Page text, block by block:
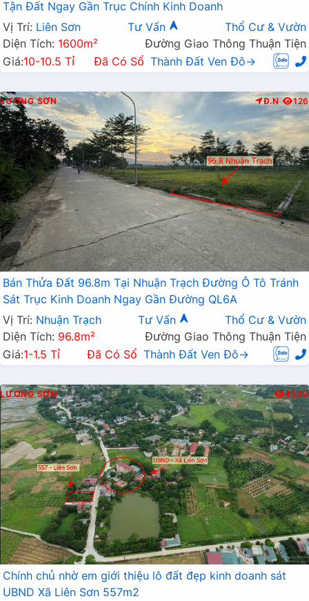
Tận Đất Ngay Gần Trục Chính Kinh Doanh
Vị Trí: Liên Sơn Tư Vấn
Thổ Cư & Vườn
Diện Tích: 1600m²
Đường Giao Thông Thuận Tiện
Giá:10-10.5 Tỉ Đã Có Sổ Thành Đất Ven Đô→
LƯƠNG SƠN Đ.N 126
Bán Thửa Đất 96.8m Tại Nhuận Trạch Đường Ô Tô Tránh
Sát Trục Kinh Doanh Ngay Gần Đường QL6A
Vị Trí: Nhuận Trạch Tư Vấn
Thổ Cư & Vườn
Diện Tích: 96.8m²
Đường Giao Thông Thuận Tiện
Giá:1-1.5 Tỉ Đã Có Sổ Thành Đất Ven Đô→
LƯƠNG SƠN 4530
Chính chủ nhờ em giới thiệu lô đất đẹp kinh doanh sát
UBND Xã Liên Sơn 557m2